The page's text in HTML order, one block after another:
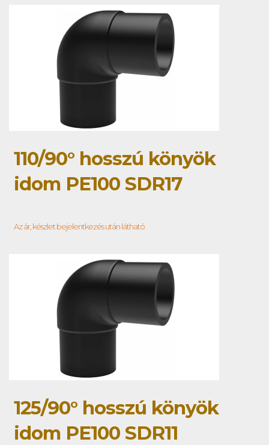
110/90° hosszú könyök
idom PE100 SDR17
Az ár, készlet bejelentkezés után látható
125/90° hosszú könyök
idom PE100 SDR11